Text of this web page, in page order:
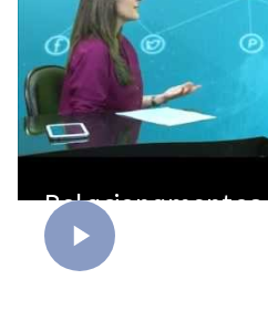
Parte 1